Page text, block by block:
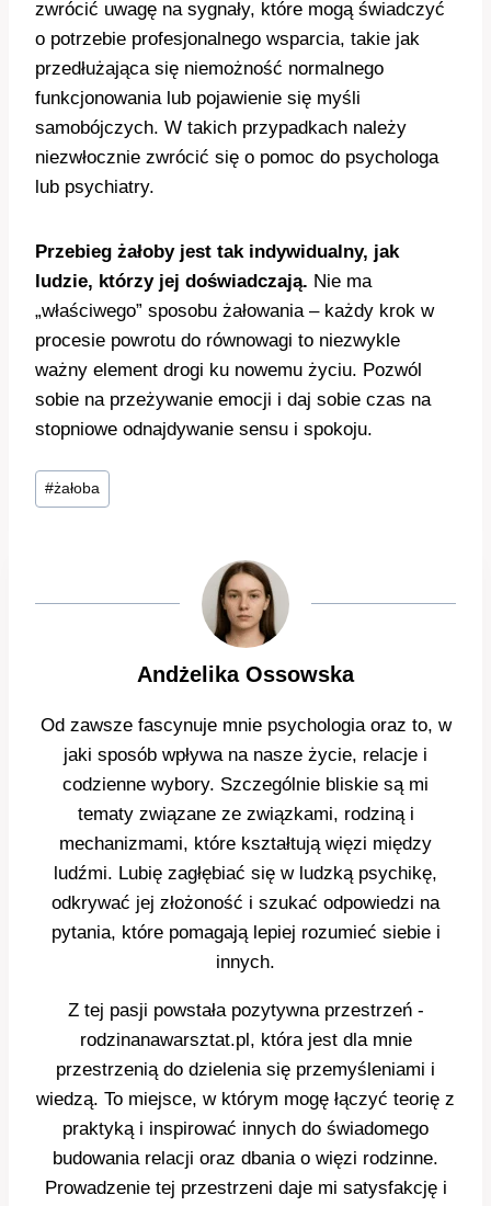
zwrócić uwagę na sygnały, które mogą świadczyć
o potrzebie profesjonalnego wsparcia, takie jak
przedłużająca się niemożność normalnego
funkcjonowania lub pojawienie się myśli
samobójczych. W takich przypadkach należy
niezwłocznie zwrócić się o pomoc do psychologa
lub psychiatry.
Przebieg żałoby jest tak indywidualny, jak
ludzie, którzy jej doświadczają. Nie ma
„właściwego” sposobu żałowania – każdy krok w
procesie powrotu do równowagi to niezwykle
ważny element drogi ku nowemu życiu. Pozwól
sobie na przeżywanie emocji i daj sobie czas na
stopniowe odnajdywanie sensu i spokoju.
Tagi
wpisu:
#żałoba
Andżelika Ossowska
Od zawsze fascynuje mnie psychologia oraz to, w
jaki sposób wpływa na nasze życie, relacje i
codzienne wybory. Szczególnie bliskie są mi
tematy związane ze związkami, rodziną i
mechanizmami, które kształtują więzi między
ludźmi. Lubię zagłębiać się w ludzką psychikę,
odkrywać jej złożoność i szukać odpowiedzi na
pytania, które pomagają lepiej rozumieć siebie i
innych.
Z tej pasji powstała pozytywna przestrzeń -
rodzinanawarsztat.pl, która jest dla mnie
przestrzenią do dzielenia się przemyśleniami i
wiedzą. To miejsce, w którym mogę łączyć teorię z
praktyką i inspirować innych do świadomego
budowania relacji oraz dbania o więzi rodzinne.
Prowadzenie tej przestrzeni daje mi satysfakcję i